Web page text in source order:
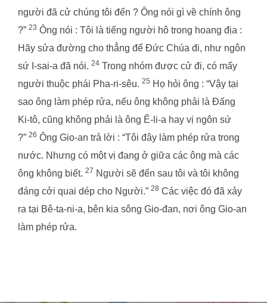
người đã cử chúng tôi đến ? Ông nói gì về chính ông
?” 23 Ông nói : Tôi là tiếng người hô trong hoang địa :
Hãy sửa đường cho thẳng để Đức Chúa đi, như ngôn
sứ I-sai-a đã nói. 24 Trong nhóm được cử đi, có mấy
người thuộc phái Pha-ri-sêu. 25 Họ hỏi ông : “Vậy tại
sao ông làm phép rửa, nếu ông không phải là Đấng
Ki-tô, cũng không phải là ông Ê-li-a hay vị ngôn sứ
?” 26 Ông Gio-an trả lời : “Tôi đây làm phép rửa trong
nước. Nhưng có một vị đang ở giữa các ông mà các
ông không biết. 27 Người sẽ đến sau tôi và tôi không
đáng cởi quai dép cho Người.” 28 Các việc đó đã xảy
ra tại Bê-ta-ni-a, bên kia sông Gio-đan, nơi ông Gio-an
làm phép rửa.